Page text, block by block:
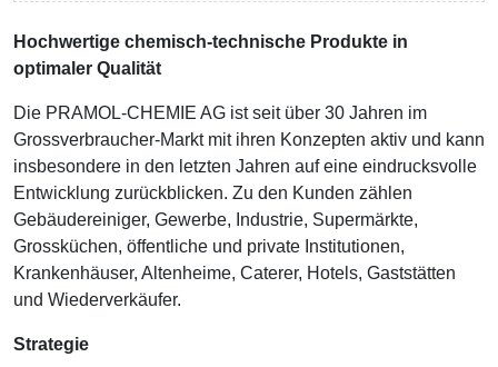
Hochwertige chemisch-technische Produkte in
optimaler Qualität
Die PRAMOL-CHEMIE AG ist seit über 30 Jahren im
Grossverbraucher-Markt mit ihren Konzepten aktiv und kann
insbesondere in den letzten Jahren auf eine eindrucksvolle
Entwicklung zurückblicken. Zu den Kunden zählen
Gebäudereiniger, Gewerbe, Industrie, Supermärkte,
Grossküchen, öffentliche und private Institutionen,
Krankenhäuser, Altenheime, Caterer, Hotels, Gaststätten
und Wiederverkäufer.
Strategie